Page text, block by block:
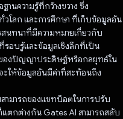
นความรู้ที่กว้างขวาง ซึ่ง
วโลก และการศึกษา ที่เก็บข้อมูลอัน
นทนาที่มีความหมายเกี่ยวกับ
อบรู้และข้อมูลเชิงลึกที่เป็น
องปัญญาประดิษฐ์หรือกลยุทธ์ใน
ะให้ข้อมูลอันมีค่าที่สะท้อนถึง
ามารถของแชทบ็อตในการปรับ
ตกต่างกัน Gates AI สามารถสลับ